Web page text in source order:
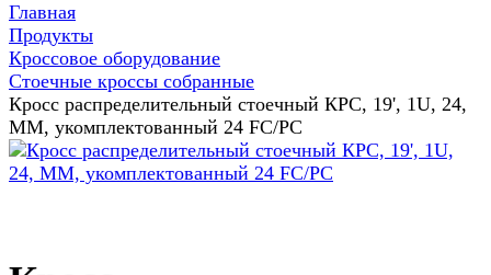
Главная
Продукты
Кроссовое оборудование
Стоечные кроссы собранные
Кросс распределительный стоечный КРС, 19', 1U, 24,
MM, укомплектованный 24 FC/PC